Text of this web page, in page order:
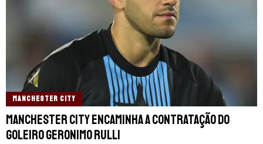
MANCHESTER CITY
Manchester City encaminha a contratação do
goleiro Geronimo Rulli